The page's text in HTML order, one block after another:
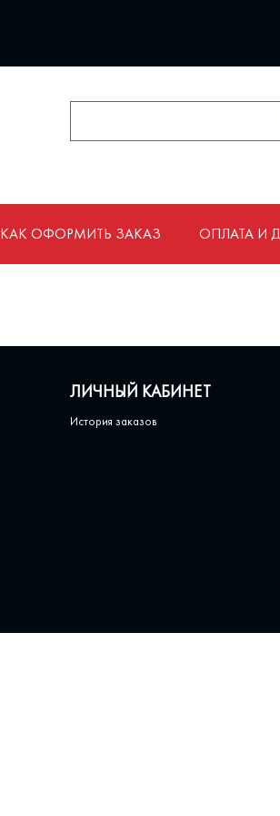
КАК ОФОРМИТЬ ЗАКАЗ ОПЛАТА И
ЛИЧНЫЙ КАБИНЕТ
История заказов